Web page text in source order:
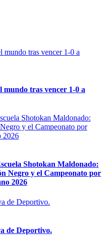
mundo tras vencer 1-0 a
Shotokan Maldonado:
Negro y el Campeonato por
2026
de Deportivo.